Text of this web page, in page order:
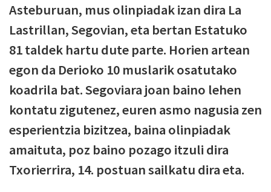
Asteburuan, mus olinpiadak izan dira La
Lastrillan, Segovian, eta bertan Estatuko
81 taldek hartu dute parte. Horien artean
egon da Derioko 10 muslarik osatutako
koadrila bat. Segoviara joan baino lehen
kontatu zigutenez, euren asmo nagusia zen
esperientzia bizitzea, baina olinpiadak
amaituta, poz baino pozago itzuli dira
Txorierrira, 14. postuan sailkatu dira eta.